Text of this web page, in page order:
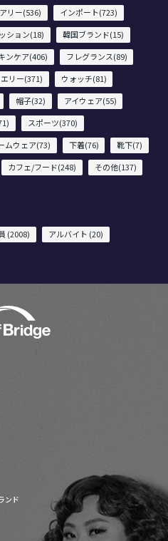
リー(536)
インポート(723)
ション(18)
韓国ブランド(15)
ンケア(406)
フレグランス(89)
リー(371)
ウォッチ(81)
帽子(32)
アイウェア(55)
スポーツ(370)
ムウェア(73) 下着(76)
靴下(7)
カフェ/フード(248) その他(137)
(2008) アルバイト (20)
ンド